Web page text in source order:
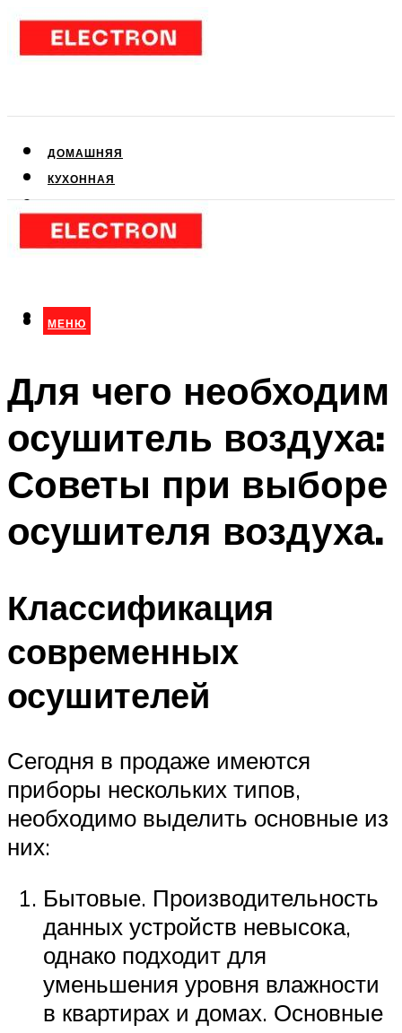
ДОМАШНЯЯ
КУХОННАЯ
КЛИМАТИЧЕСКАЯ
МЕНЮ
МЕНЮ
Для чего необходим
осушитель воздуха:
Советы при выборе
осушителя воздуха.
Классификация
современных
осушителей
Сегодня в продаже имеются
приборы нескольких типов,
необходимо выделить основные из
них:
Бытовые. Производительность
данных устройств невысока,
однако подходит для
уменьшения уровня влажности
в квартирах и домах. Основные